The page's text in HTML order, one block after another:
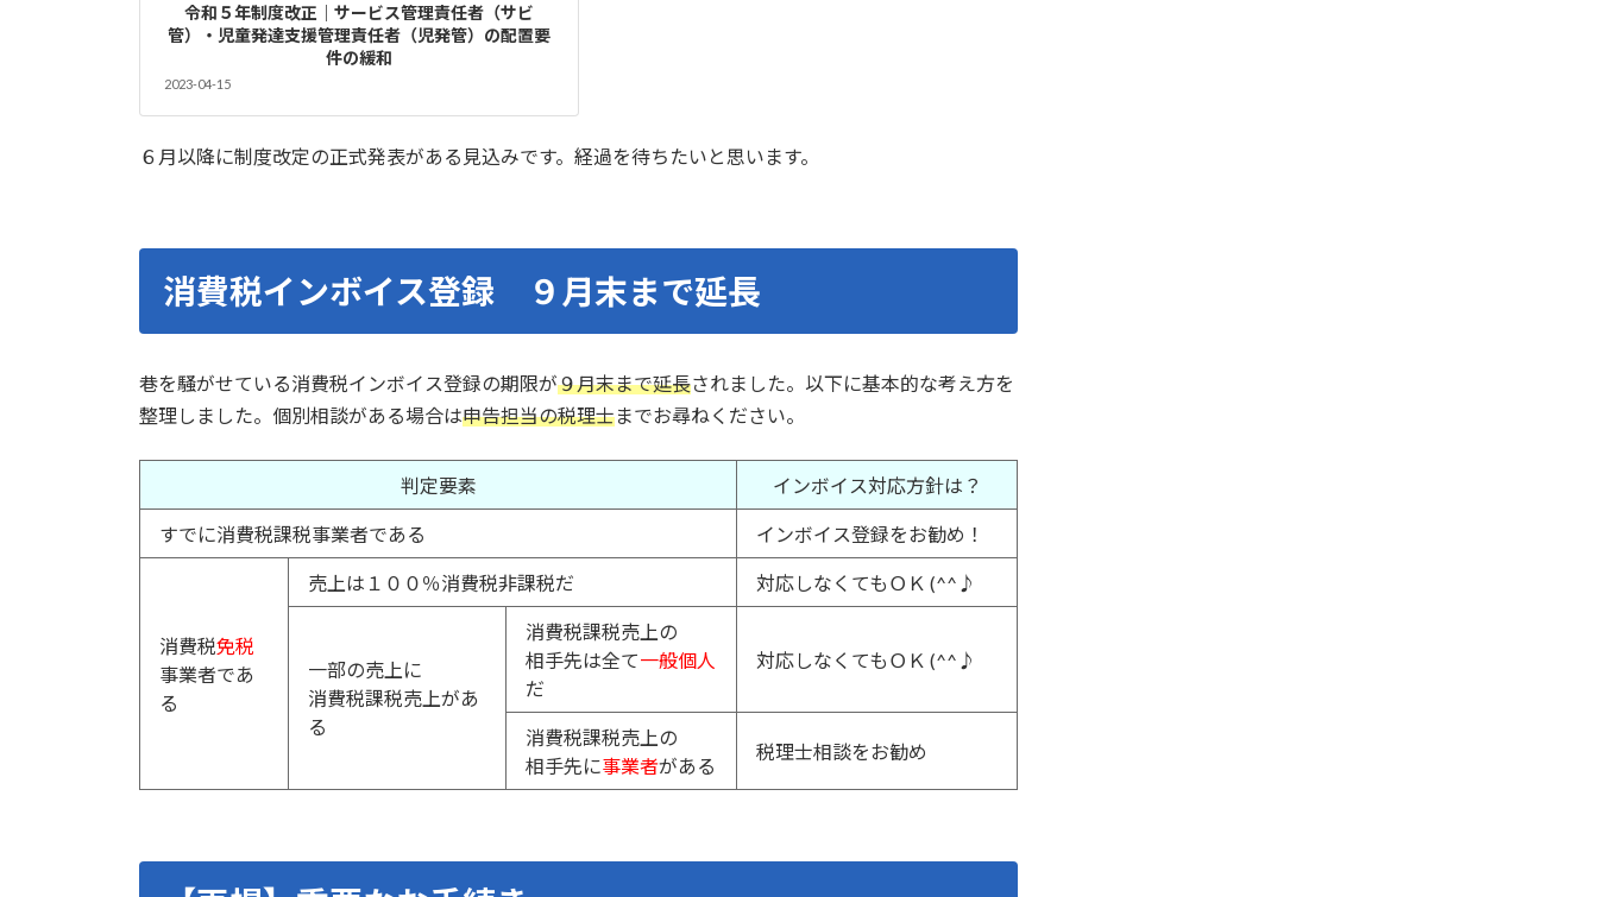
令和５年制度改正｜サービス管理責任者（サビ
管）・児童発達支援管理責任者（児発管）の配置要
件の緩和
2023-04-15
６月以降に制度改定の正式発表がある見込みです。経過を待ちたいと思います。
消費税インボイス登録 ９月末まで延長
巷を騒がせている消費税インボイス登録の期限が９月末まで延長されました。以下に基本的な考え方を
整理しました。個別相談がある場合は申告担当の税理士までお尋ねください。
判定要素 インボイス対応方針は？
すでに消費税課税事業者である インボイス登録をお勧め！
消費税免税
事業者であ
る
売上は１００％消費税非課税だ 対応しなくてもＯＫ (^^♪
一部の売上に
消費税課税売上があ
る
消費税課税売上の
相手先は全て一般個人
だ
対応しなくてもＯＫ (^^♪
消費税課税売上の
相手先に事業者がある
税理士相談をお勧め